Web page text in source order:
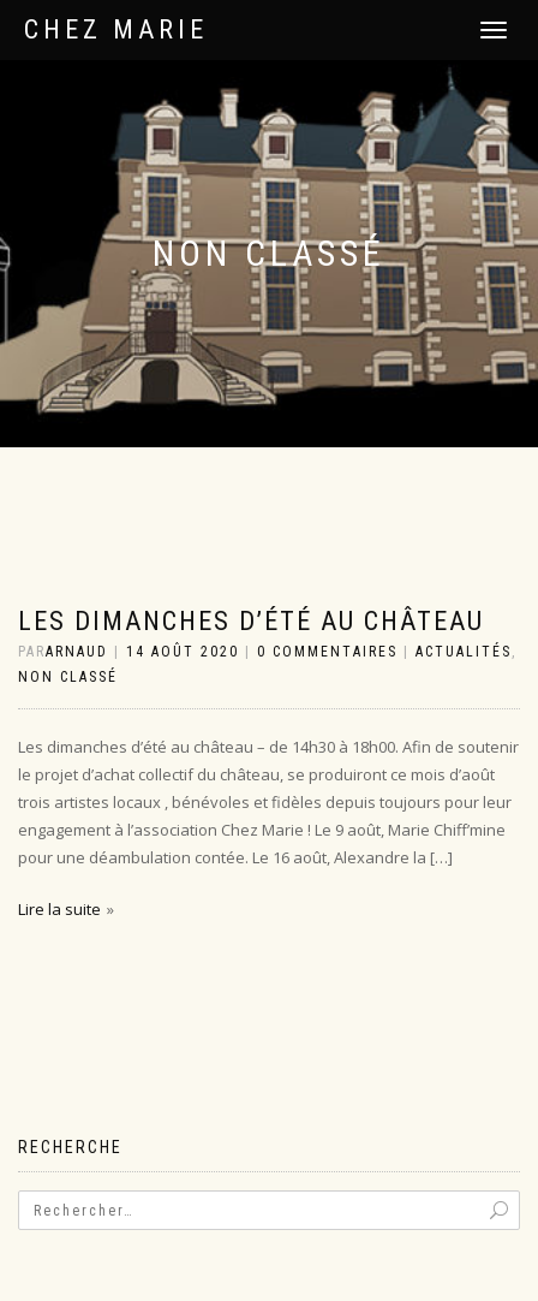
CHEZ MARIE
DÉPLIER
NON CLASSÉ
LES DIMANCHES D’ÉTÉ AU CHÂTEAU
PARARNAUD 14 AOÛT 2020 0 COMMENTAIRES ACTUALITÉS ,
NON CLASSÉ
Les dimanches d’été au château – de 14h30 à 18h00. Afin de soutenir
le projet d’achat collectif du château, se produiront ce mois d’août
trois artistes locaux , bénévoles et fidèles depuis toujours pour leur
engagement à l’association Chez Marie ! Le 9 août, Marie Chiff’mine
pour une déambulation contée. Le 16 août, Alexandre la […]
Lire la suite
RECHERCHE